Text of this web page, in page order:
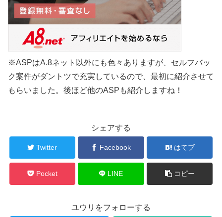
※ASPはA.8ネット以外にも色々ありますが、セルフバッ
ク案件がダントツで充実しているので、最初に紹介させて
もらいました。後ほど他のASPも紹介しますね！
シェアする
Twitter Facebook はてブ
Pocket LINE コピー
ユウリをフォローする